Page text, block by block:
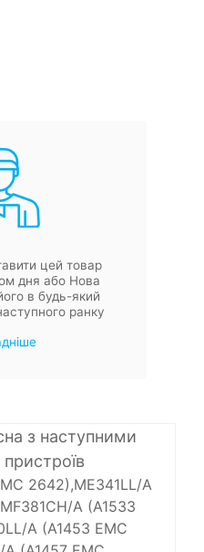
цей товар
дня або Нова
в будь-який
ранку
з наступними
2642),ME341LL/A
A (A1533
A (A1453 EMC